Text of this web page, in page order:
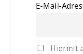
E-Mail-
Hiermit